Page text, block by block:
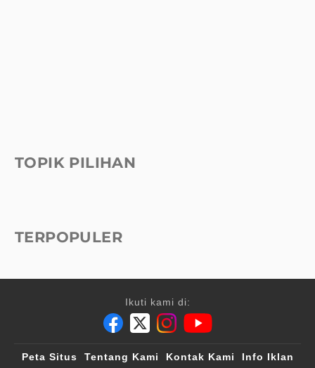
TOPIK PILIHAN
TERPOPULER
Ikuti kami di:
Peta Situs Tentang Kami Kontak Kami Info Iklan